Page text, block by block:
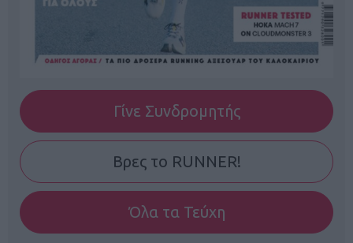
Γίνε Συνδρομητής
Βρες το RUNNER!
Όλα τα Τεύχη